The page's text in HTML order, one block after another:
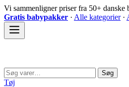
Spring
til
indhold
Vi sammenligner priser fra 50+ danske
Gratis babypakker · Alle kategorier·
Søg
efter:
Søg
Tøj